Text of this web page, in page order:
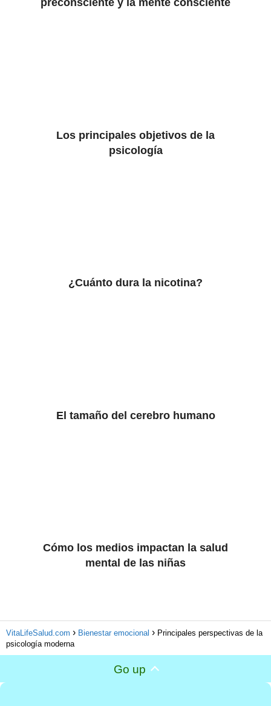
preconsciente y la mente consciente
Los principales objetivos de la
psicología
¿Cuánto dura la nicotina?
El tamaño del cerebro humano
Cómo los medios impactan la salud
mental de las niñas
VitaLifeSalud.com Bienestar emocional
Principales perspectivas de la
psicología moderna
Go up